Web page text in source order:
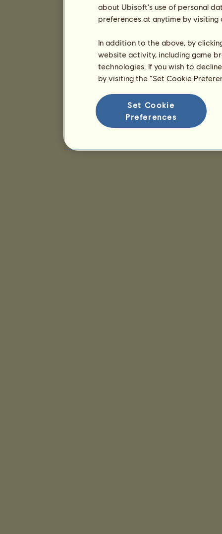
about Ubisoft's use of personal
preferences at anytime by
In addition to the above, by
website activity, including game
technologies. If you wish to
by visiting the “Set Cookie
Set Cookie
Preferences